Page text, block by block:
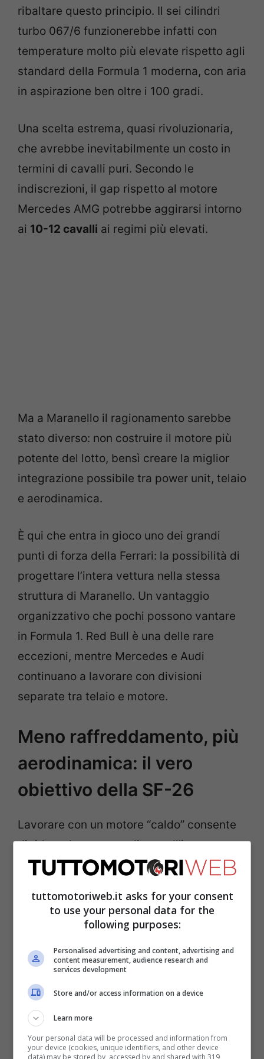
ribaltare questo principio. Il sei cilindri
turbo 067/6 funzionerebbe infatti con
temperature molto più elevate rispetto agli
standard della Formula 1 moderna, con aria
in aspirazione ben oltre i 100 gradi.
Una scelta estrema, quasi rivoluzionaria,
che avrebbe inevitabilmente un costo in
termini di cavalli puri. Secondo le
indiscrezioni, il gap rispetto al motore
Mercedes AMG potrebbe aggirarsi intorno
ai 10-12 cavalli ai regimi più elevati.
Ma a Maranello il ragionamento sarebbe
stato diverso: non costruire il motore più
potente del lotto, bensì creare la miglior
integrazione possibile tra power unit, telaio
e aerodinamica.
È qui che entra in gioco uno dei grandi
punti di forza della Ferrari: la possibilità di
progettare l’intera vettura nella stessa
struttura di Maranello. Un vantaggio
organizzativo che pochi possono vantare
in Formula 1. Red Bull è una delle rare
eccezioni, mentre Mercedes e Audi
continuano a lavorare con divisioni
separate tra telaio e motore.
Meno raffreddamento, più
aerodinamica: il vero
obiettivo della SF-26
Lavorare con un motore “caldo” consente
di ridurre la massa radiante all’interno
delle fiancate. In parole semplici, serve
Questo si traduce in radiatori più piccoli,
libertà aerodinamica molto maggiore. Le
fiancate della SF-26 possono così
diventare più strette ed estreme,
migliorando la gestione dei flussi verso il
retrotreno.
tuttomotoriweb.it asks for your consent
to use your personal data for the
following purposes:
Personalised advertising and content, advertising and
content measurement, audience research and
services development
Store and/or access information on a device
Learn more
Your personal data will be processed and information from
your device (cookies, unique identifiers, and other device
data) may be stored by, accessed by and shared with 319